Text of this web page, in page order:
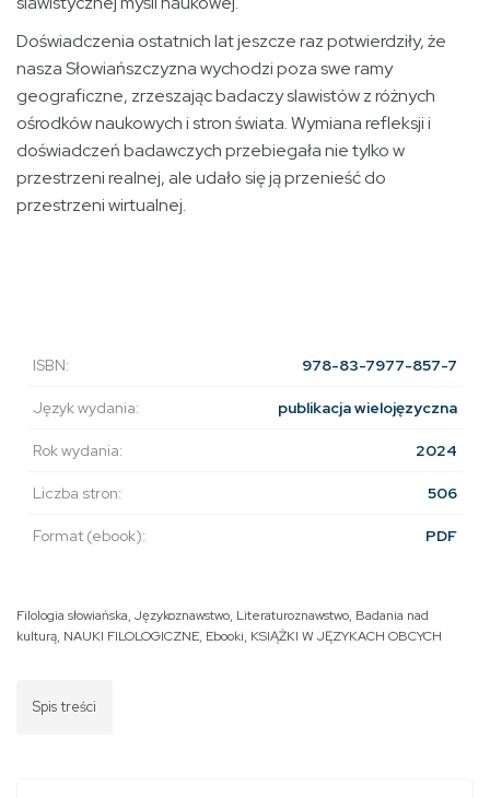
Doświadczenia ostatnich lat jeszcze raz potwierdziły, że
nasza Słowiańszczyzna wychodzi poza swe ramy
geograficzne, zrzeszając badaczy slawistów z różnych
ośrodków naukowych i stron świata. Wymiana refleksji i
doświadczeń badawczych przebiegała nie tylko w
przestrzeni realnej, ale udało się ją przenieść do
przestrzeni wirtualnej.
ISBN: 978-83-7977-857-7
Język wydania: publikacja wielojęzyczna
Rok wydania: 2024
Liczba stron: 506
Format (ebook): PDF
Filologia słowiańska, Językoznawstwo, Literaturoznawstwo, Badania nad
kulturą, NAUKI FILOLOGICZNE, Ebooki, KSIĄŻKI W JĘZYKACH OBCYCH
Spis treści